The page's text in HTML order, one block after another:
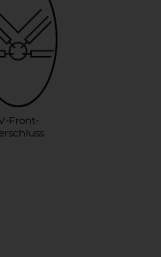
Front-